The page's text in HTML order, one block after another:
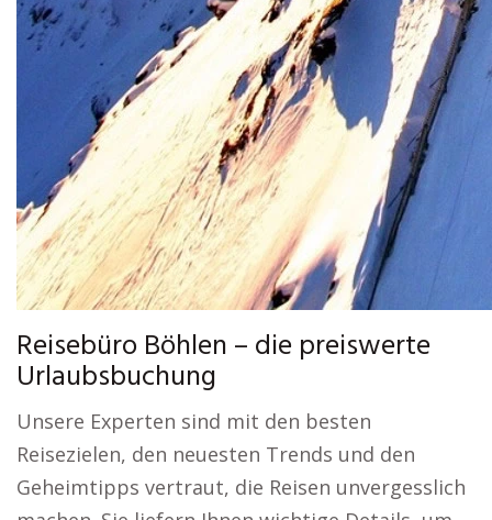
Reisebüro Böhlen – die preiswerte
Urlaubsbuchung
Unsere Experten sind mit den besten
Reisezielen, den neuesten Trends und den
Geheimtipps vertraut, die Reisen unvergesslich